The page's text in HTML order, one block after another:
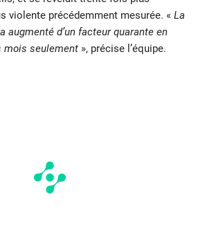
violente précédemment mesurée. « La
augmenté d’un facteur quarante en
mois seulement », précise l’équipe.